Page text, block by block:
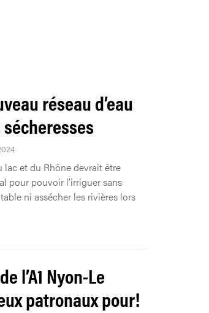
réseau d’eau
lac et du Rhône devrait être
pour pouvoir l’irriguer sans
ni assécher les rivières lors
l’A1 Nyon-Le
patronaux pour!